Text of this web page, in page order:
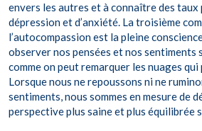
envers les autres et à connaître des taux
dépression et d’anxiété. La troisième
l’autocompassion est la pleine
observer nos pensées et nos sentiments
comme on peut remarquer les nuages qui
Lorsque nous ne repoussons ni ne
sentiments, nous sommes en mesure de
perspective plus saine et plus équilibrée